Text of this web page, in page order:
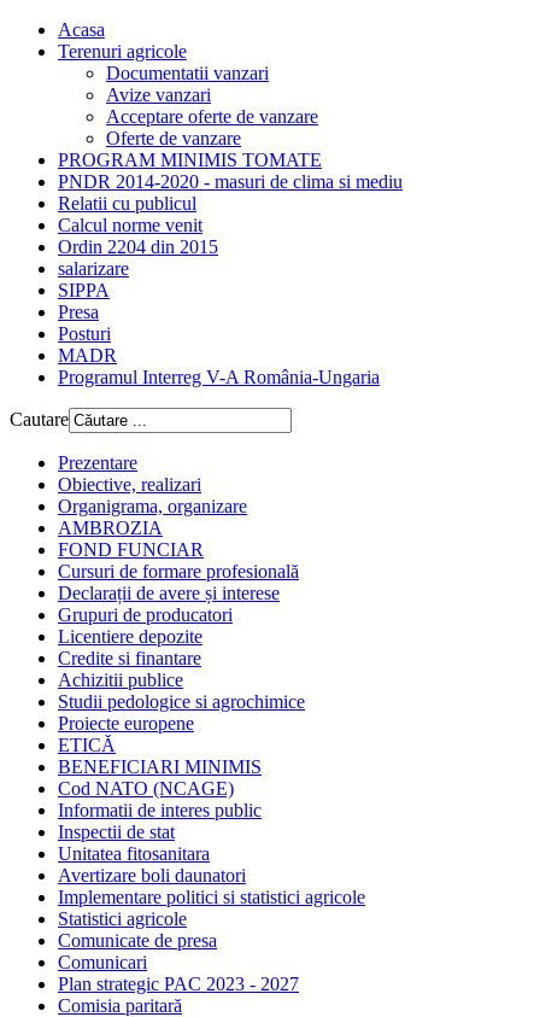
Acasa
Terenuri agricole
Documentatii vanzari
Avize vanzari
Acceptare oferte de vanzare
Oferte de vanzare
PROGRAM MINIMIS TOMATE
PNDR 2014-2020 - masuri de clima si mediu
Relatii cu publicul
Calcul norme venit
Ordin 2204 din 2015
salarizare
SIPPA
Presa
Posturi
MADR
Programul Interreg V-A România-Ungaria
Cautare
Prezentare
Obiective, realizari
Organigrama, organizare
AMBROZIA
FOND FUNCIAR
Cursuri de formare profesională
Declarații de avere și interese
Grupuri de producatori
Licentiere depozite
Credite si finantare
Achizitii publice
Studii pedologice si agrochimice
Proiecte europene
ETICĂ
BENEFICIARI MINIMIS
Cod NATO (NCAGE)
Informatii de interes public
Inspectii de stat
Unitatea fitosanitara
Avertizare boli daunatori
Implementare politici si statistici agricole
Statistici agricole
Comunicate de presa
Comunicari
Plan strategic PAC 2023 - 2027
Comisia paritară